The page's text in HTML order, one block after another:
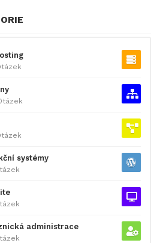
systémy
administrace